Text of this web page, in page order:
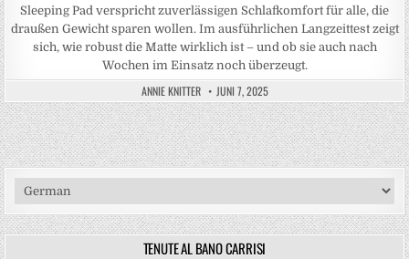
Sleeping Pad verspricht zuverlässigen Schlafkomfort für alle, die
draußen Gewicht sparen wollen. Im ausführlichen Langzeittest zeigt
sich, wie robust die Matte wirklich ist – und ob sie auch nach
Wochen im Einsatz noch überzeugt.
ANNIE KNITTER JUNI 7, 2025
TENUTE AL BANO CARRISI